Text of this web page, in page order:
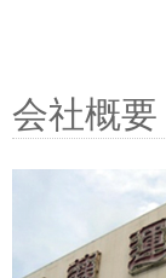
会社概要